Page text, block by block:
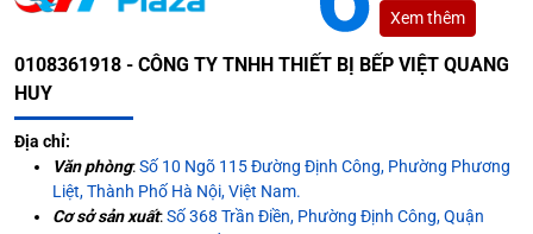
Xem thêm
0108361918 - CÔNG TY TNHH THIẾT BỊ BẾP VIỆT QUANG
HUY
Địa chỉ:
Văn phòng:Số 10 Ngõ 115 Đường Định Công, Phường Phương
Liệt, Thành Phố Hà Nội, Việt Nam.
Cơ sở sản xuất:Số 368 Trần Điền, Phường Định Công, Quận